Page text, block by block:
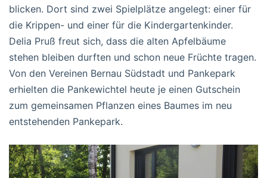
blicken. Dort sind zwei Spielplätze angelegt: einer für
die Krippen- und einer für die Kindergartenkinder.
Delia Pruß freut sich, dass die alten Apfelbäume
stehen bleiben durften und schon neue Früchte tragen.
Von den Vereinen Bernau Südstadt und Pankepark
erhielten die Pankewichtel heute je einen Gutschein
zum gemeinsamen Pflanzen eines Baumes im neu
entstehenden Pankepark.